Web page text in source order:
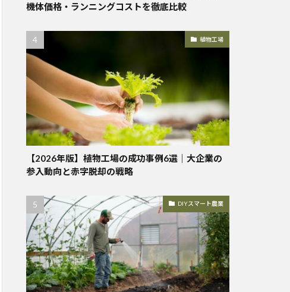
機体価格・ランニングコストを徹底比較
植物工場
【2026年版】植物工場の成功事例6選｜大企業の
参入動向と赤字脱却の戦略
DIYスマート農業